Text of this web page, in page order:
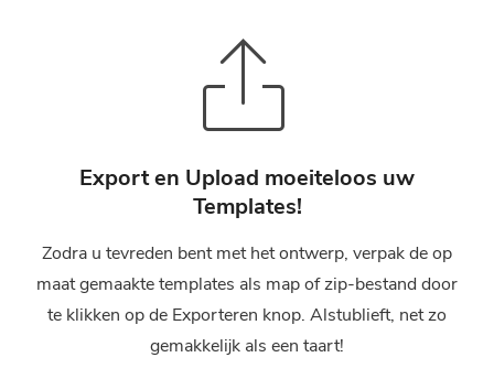
Export en Upload moeiteloos uw
Templates!
Zodra u tevreden bent met het ontwerp, verpak de op
maat gemaakte templates als map of zip-bestand door
te klikken op de Exporteren knop. Alstublieft, net zo
gemakkelijk als een taart!